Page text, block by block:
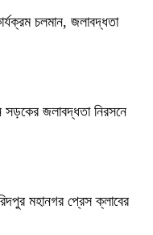
চলমান, জলাবদ্ধতা
সড়কের জলাবদ্ধতা নিরসনে
মহানগর প্রেস ক্লাবের